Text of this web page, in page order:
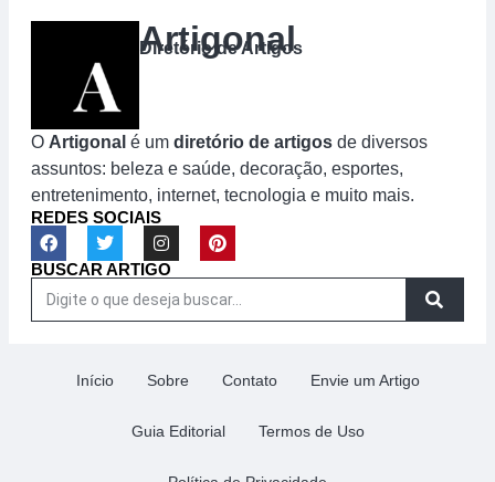
Artigonal
Diretório de Artigos
O Artigonal é um diretório de artigos de diversos
assuntos: beleza e saúde, decoração, esportes,
entretenimento, internet, tecnologia e muito mais.
REDES SOCIAIS
BUSCAR ARTIGO
Início Sobre Contato Envie um Artigo
Guia Editorial Termos de Uso